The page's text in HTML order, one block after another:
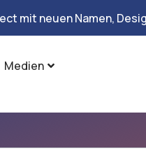
mit neuen Namen,
Medien